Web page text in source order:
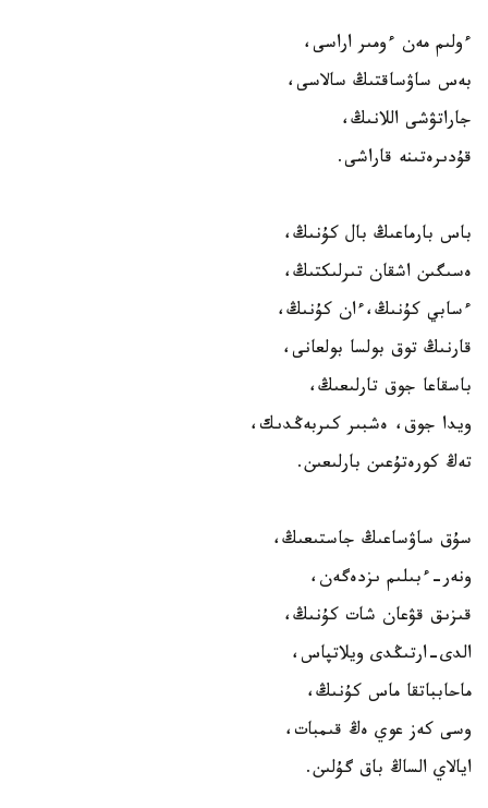
ءولىم مەن ءومىر اراسى،
بەس ساۋساقتىڭ سالاسى،
جاراتۋشى اللانىڭ،
قۇدىرەتىنە قاراشى.
باس بارماعىڭ بال كۇنىڭ،
ەسىگىن اشقان تىرلىكتىڭ،
ءسابي كۇنىڭ،ءان كۇنىڭ،
قارنىڭ توق بولسا بولعانى،
باسقاعا جوق تارلىعىڭ،
ويدا جوق، ەشبىر كىربەڭدىك،
تەڭ كورەتۇعىن بارلىعىن.
سۇق ساۋساعىڭ جاستىعىڭ،
ونەر-ءبىلىم ىزدەگەن،
قىزىق قۋعان شات كۇنىڭ،
الدى-ارتىڭدى ويلاتپاس،
ماحابباتقا ماس كۇنىڭ،
وسى كەز عوي ەڭ قىمبات،
ايالاي الساڭ باق گۇلىن.